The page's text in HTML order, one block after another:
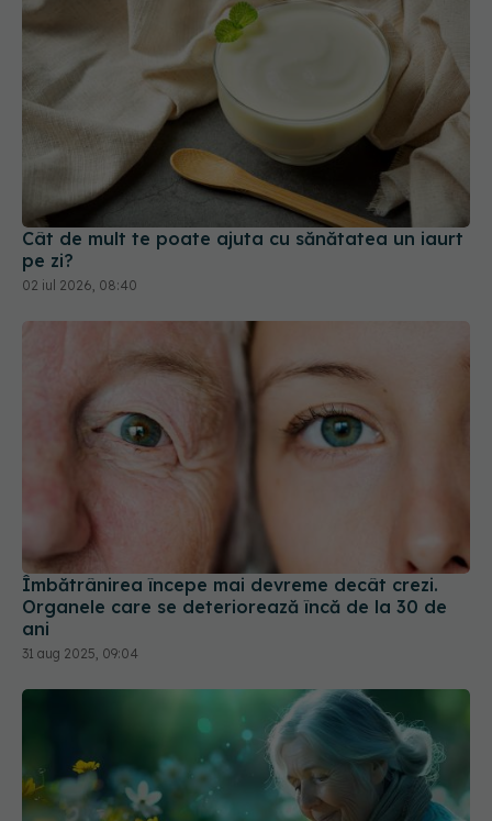
Cât de mult te poate ajuta cu sănătatea un iaurt
pe zi?
02 iul 2026, 08:40
Îmbătrânirea începe mai devreme decât crezi.
Organele care se deteriorează încă de la 30 de
ani
31 aug 2025, 09:04